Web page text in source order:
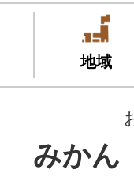
地域
みかん